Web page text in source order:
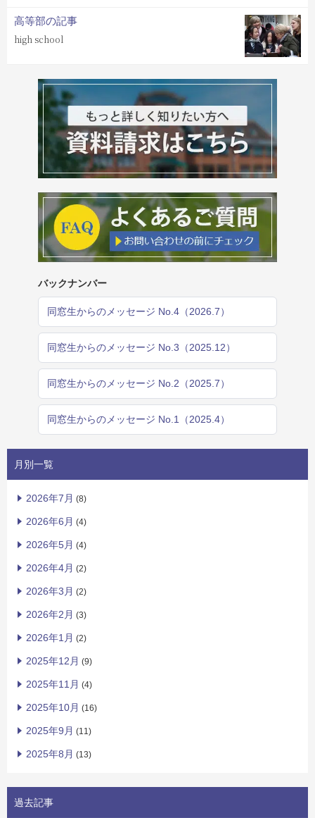
高等部の記事
high school
バックナンバー
同窓生からのメッセージ No.4（2026.7）
同窓生からのメッセージ No.3（2025.12）
同窓生からのメッセージ No.2（2025.7）
同窓生からのメッセージ No.1（2025.4）
月別一覧
2026年7月 (8)
2026年6月 (4)
2026年5月 (4)
2026年4月 (2)
2026年3月 (2)
2026年2月 (3)
2026年1月 (2)
2025年12月 (9)
2025年11月 (4)
2025年10月 (16)
2025年9月 (11)
2025年8月 (13)
過去記事